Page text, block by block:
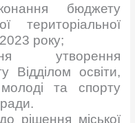
бюджету
територіальної
року;
утворення
Відділом освіти,
та спорту
ради.
рішення міської